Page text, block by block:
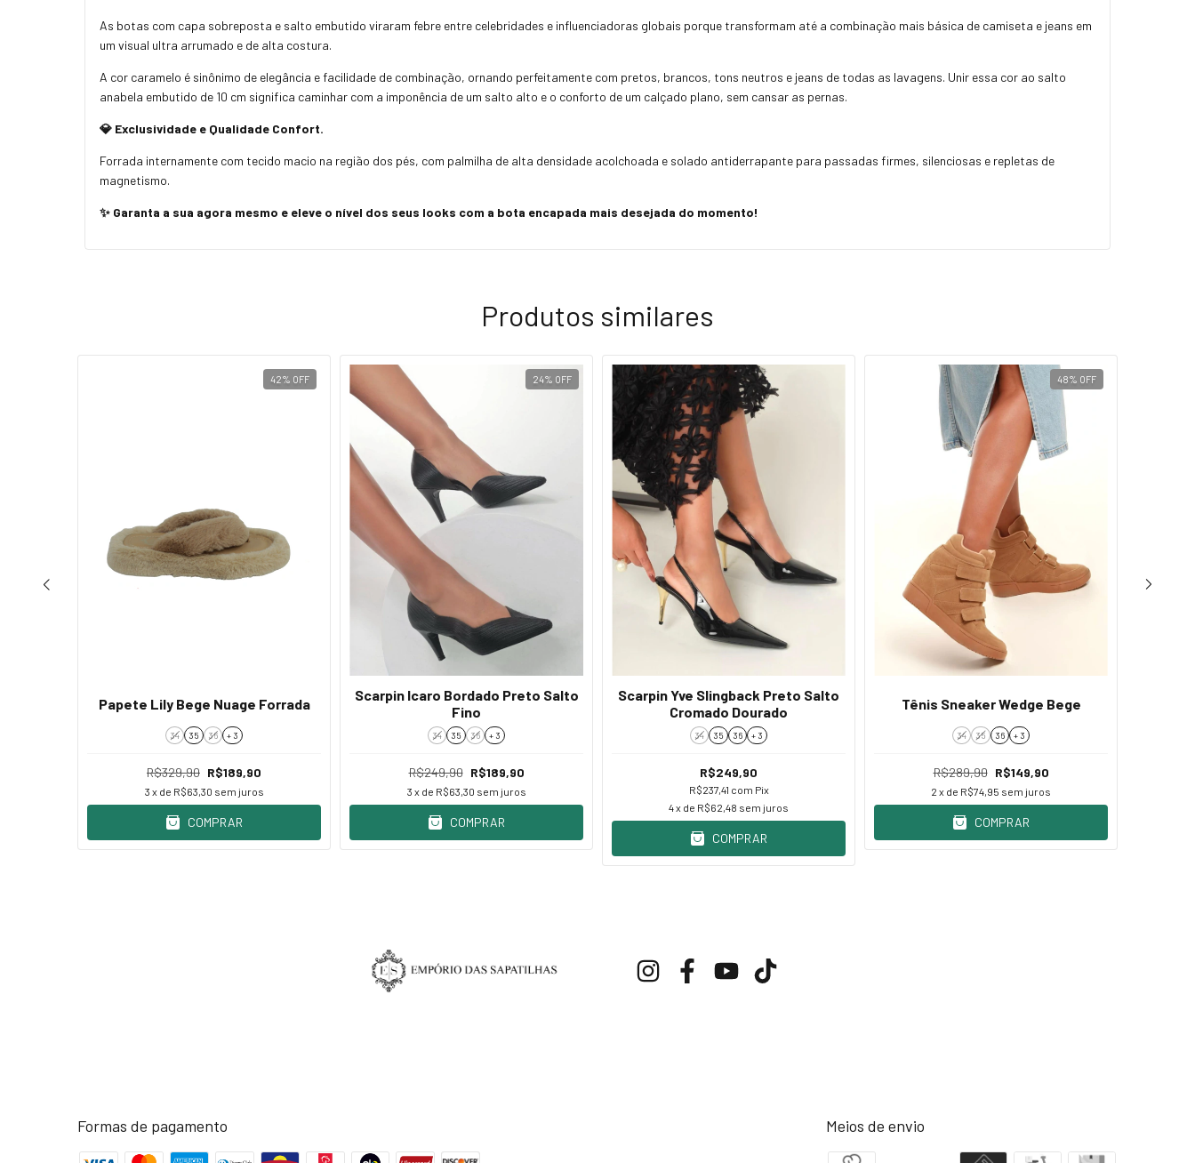
As botas com capa sobreposta e salto embutido viraram febre entre celebridades e influenciadoras globais porque transformam até a combinação mais básica de camiseta e jeans em
um visual ultra arrumado e de alta costura.
A cor caramelo é sinônimo de elegância e facilidade de combinação, ornando perfeitamente com pretos, brancos, tons neutros e jeans de todas as lavagens. Unir essa cor ao salto
anabela embutido de 10 cm significa caminhar com a imponência de um salto alto e o conforto de um calçado plano, sem cansar as pernas.
💎 Exclusividade e Qualidade Confort.
Forrada internamente com tecido macio na região dos pés, com palmilha de alta densidade acolchoada e solado antiderrapante para passadas firmes, silenciosas e repletas de
magnetismo.
✨ Garanta a sua agora mesmo e eleve o nível dos seus looks com a bota encapada mais desejada do momento!
Produtos similares
42% OFF
Papete Lily Bege Nuage Forrada
34 35 36 + 3
R$329,90 R$189,90
3 x de R$63,30 sem juros
COMPRAR
24% OFF
Scarpin Icaro Bordado Preto Salto
Fino
34 35 36 + 3
R$249,90 R$189,90
3 x de R$63,30 sem juros
COMPRAR
Scarpin Yve Slingback Preto Salto
Cromado Dourado
34 35 36 + 3
R$249,90
R$237,41 com Pix
4x de R$62,48 sem juros
COMPRAR
48% OFF
Tênis Sneaker Wedge Bege
34 35 36 + 3
R$289,90 R$149,90
2 x de R$74,95 sem juros
COMPRAR
Formas de pagamento Meios de envio